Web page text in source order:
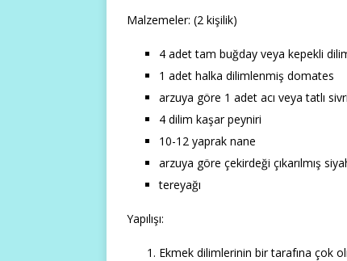
Malzemeler: (2 kişilik)
4 adet tam buğday veya kepekli
1 adet halka dilimlenmiş domates
arzuya göre 1 adet acı veya tatlı
4 dilim kaşar peyniri
10-12 yaprak nane
arzuya göre çekirdeği çıkarılmış
tereyağı
Yapılışı:
Ekmek dilimlerinin bir tarafına çok